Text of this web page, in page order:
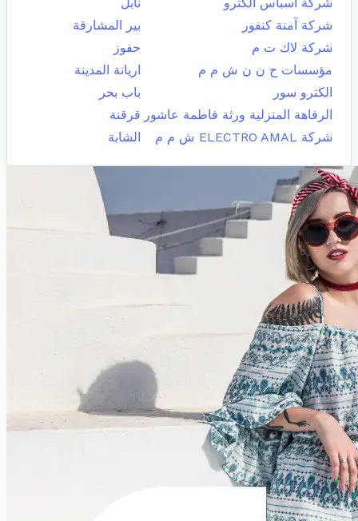
شركة آمنة كنفور
بير المشارقة
شركة لاك ت م
حفوز
مؤسسات ح ن ن ش م م
اريانة المدينة
الكترو سور
باب بحر
الرفاهة المنزلية ورثة فاطمة عاشور قرقنة
شركة ELECTRO AMAL ش م م
الشابة